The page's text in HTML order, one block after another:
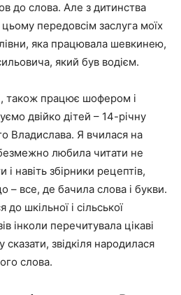
до слова. Але з дитинства
передовсім заслуга моїх
яка працювала шевкинею,
який був водієм.
також працює шофером і
двійко дітей – 14-річну
Владислава. Я вчилася на
любила читати не
навіть збірники рецептів,
– все, де бачила слова і букви.
до шкільної і сільської
інколи перечитувала цікаві
звідкіля народилася
слова.